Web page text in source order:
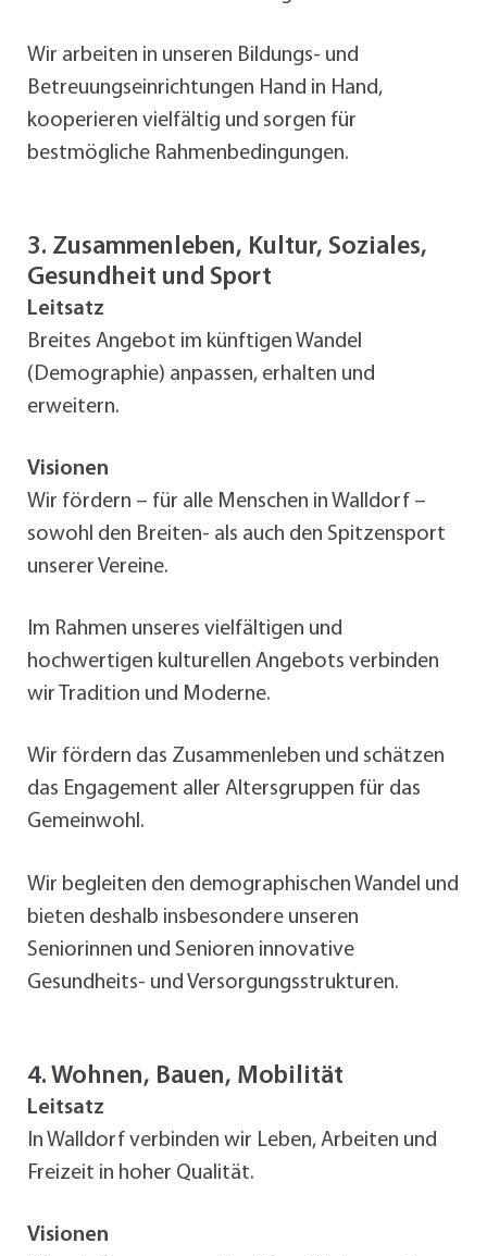
Wir arbeiten in unseren Bildungs- und
Betreuungseinrichtungen Hand in Hand,
kooperieren vielfältig und sorgen für
bestmögliche Rahmenbedingungen.
3. Zusammenleben, Kultur, Soziales,
Gesundheit und Sport
Leitsatz
Breites Angebot im künftigen Wandel
(Demographie) anpassen, erhalten und
erweitern.
Visionen
Wir fördern – für alle Menschen in Walldorf –
sowohl den Breiten- als auch den Spitzensport
unserer Vereine.
Im Rahmen unseres vielfältigen und
hochwertigen kulturellen Angebots verbinden
wir Tradition und Moderne.
Wir fördern das Zusammenleben und schätzen
das Engagement aller Altersgruppen für das
Gemeinwohl.
Wir begleiten den demographischen Wandel und
bieten deshalb insbesondere unseren
Seniorinnen und Senioren innovative
Gesundheits- und Versorgungsstrukturen.
4. Wohnen, Bauen, Mobilität
Leitsatz
In Walldorf verbinden wir Leben, Arbeiten und
Freizeit in hoher Qualität.
Visionen